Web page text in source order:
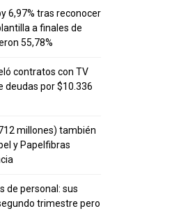
6,97% tras reconocer
a finales de
55,78%
contratos con TV
deudas por $10.336
millones) también
y Papelfibras
de personal: sus
trimestre pero